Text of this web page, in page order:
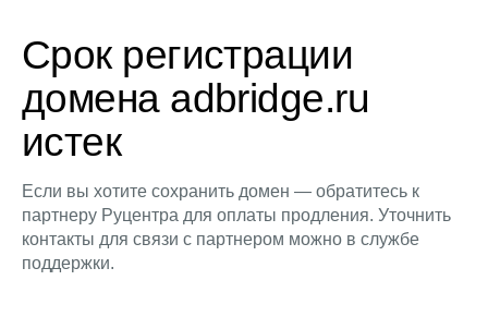
Срок регистрации
домена adbridge.ru
истек
Если вы хотите сохранить домен — обратитесь к
партнеру Руцентра для оплаты продления. Уточнить
контакты для связи с партнером можно в службе
поддержки.